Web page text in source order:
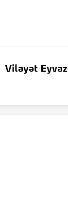
Vilayət